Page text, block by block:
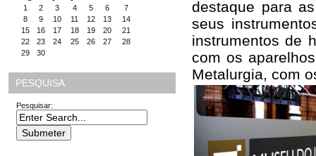
1
2 3 4 5 6
7
8
9 10 11 12 13
14
15
16 17 18 19 20
21
22
23 24 25 26 27
28
29
30
PESQUISA
Pesquisar:
destaque para
seus
instrumentos de
com os
Metalurgia, com